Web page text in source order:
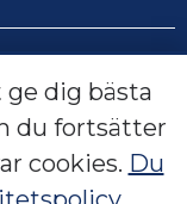
Nässjö
dig bästa
du fortsätter
cookies. Du